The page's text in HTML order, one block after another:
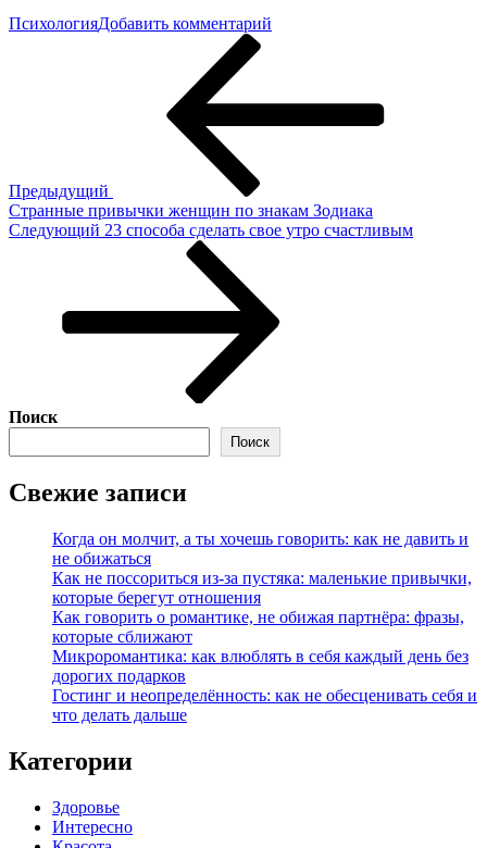
ПсихологияДобавить комментарий
лет…
Предыдущий
Странные привычки женщин по знакам Зодиака
Следующая
Следующий 23 способа сделать свое утро счастливым
Поиск
Поиск
Свежие записи
Когда он молчит, а ты хочешь говорить: как не давить и
не обижаться
Как не поссориться из‑за пустяка: маленькие привычки,
которые берегут отношения
Как говорить о романтике, не обижая партнёра: фразы,
которые сближают
Микроромантика: как влюблять в себя каждый день без
дорогих подарков
Гостинг и неопределённость: как не обесценивать себя и
что делать дальше
Категории
Здоровье
Интересно